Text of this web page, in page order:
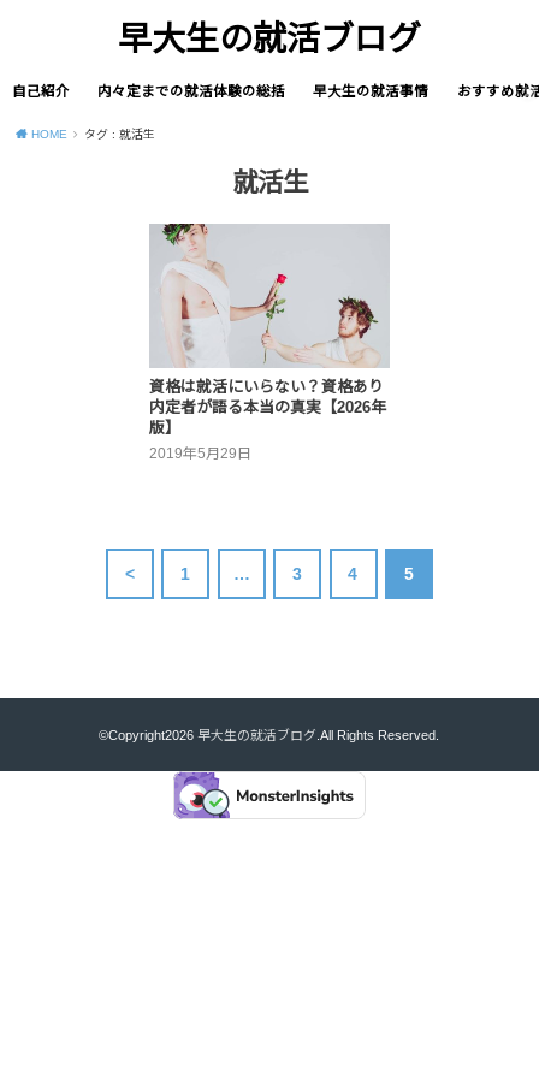
早大生の就活ブログ
自己紹介 内々定までの就活体験の総括 早大生の就活事情 おすすめ就
HOME タグ : 就活生
就活生
資格は就活にいらない？資格あり
内定者が語る本当の真実【2026年
版】
2019年5月29日
< 1 … 3 4 5
©Copyright2026早大生の就活ブログ .All Rights Reserved.